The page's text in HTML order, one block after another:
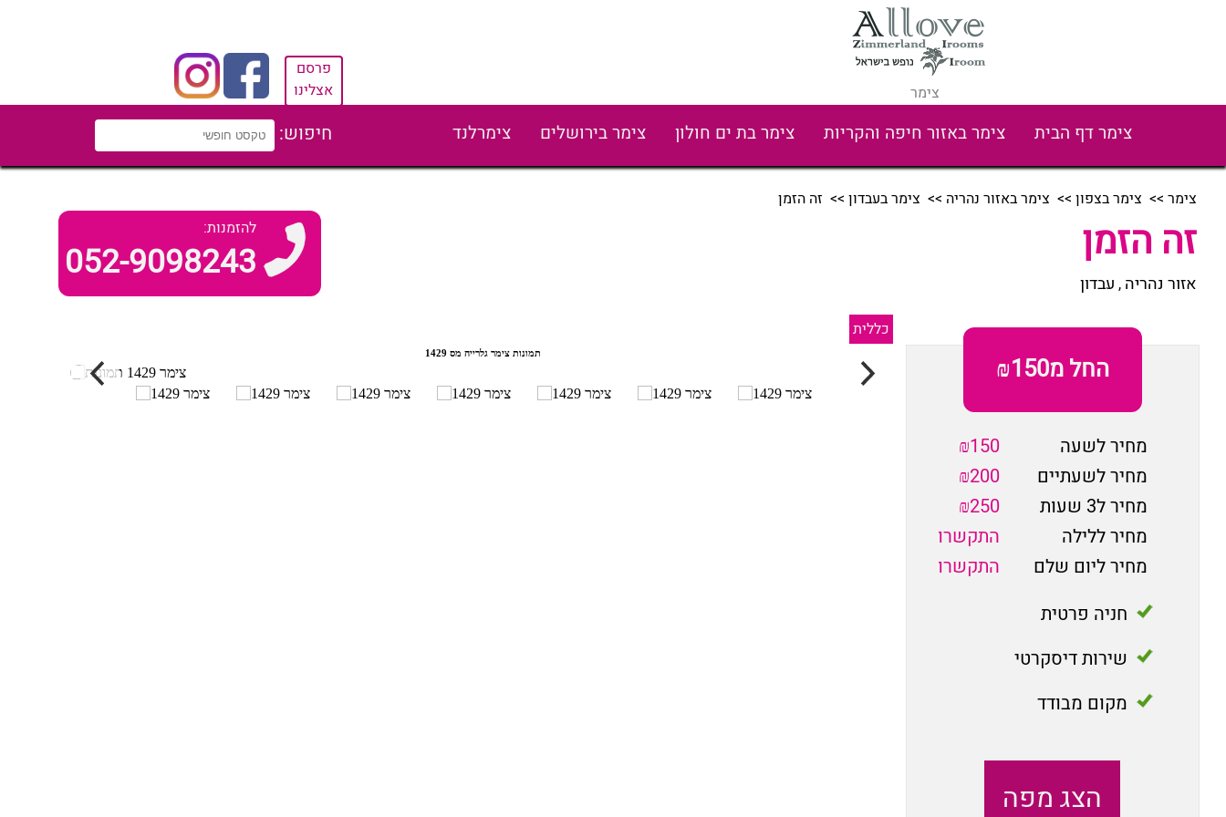
צימר
פרסם
אצלינו
צימר דף הבית צימר באזור חיפה והקריות צימר בת ים חולון צימר בירושלים צימרלנד חיפוש:
צימר >> צימר בצפון >> צימר באזור נהריה >> צימר בעבדון >> זה הזמן
זה הזמן
אזור נהריה , עבדון
להזמנות:
052-9098243
החל מ₪150
מחיר לשעה
₪150
מחיר לשעתיים
₪200
מחיר ל3 שעות
₪250
מחיר ללילה
התקשרו
מחיר ליום שלם
התקשרו
חניה פרטית
שירות דיסקרטי
מקום מבודד
הצג מפה
כללית